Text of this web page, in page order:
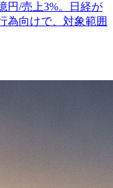
円/売上3%。日経が
為向けで、対象範囲